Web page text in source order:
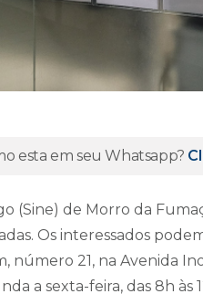
esta em seu Whatsapp?
(Sine) de Morro da
Os interessados
número 21, na Avenida
a sexta-feira, das 8h às